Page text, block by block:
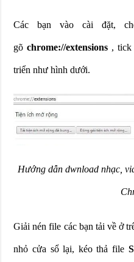
Các bạn vào cài đặt,
gõchrome://extensions , tick
triển như hình dưới.
Hướng dẫn dwnload nhạc,
Giải nén file các bạn tải về ở
nhỏ cửa sổ lại, kéo thả file